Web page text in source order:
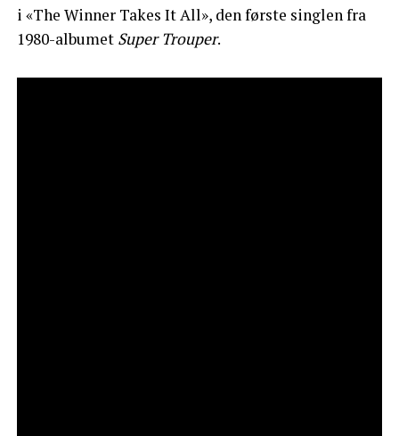
i «The Winner Takes It All», den første singlen fra
1980-albumet Super Trouper.